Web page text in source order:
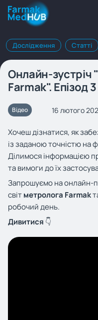
Дослідження Статті
Онлайн-зустріч
Farmak". Епізод 3
Відео 16 лютого
Хочеш дізнатися, як
із заданою точністю на
Ділимося інформацією
та вимоги до їх
Запрошуємо на онлайн-
світметролога Farmak
робочий день.
Дивитися 👇